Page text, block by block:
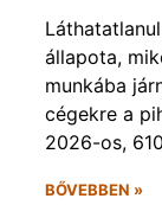
állapota,
munkába
cégekre a
2026-os,
BŐVEBBEN »